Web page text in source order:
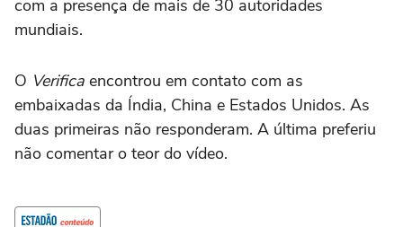
com a presença de mais de 30 autoridades
mundiais.
O Verifica encontrou em contato com as
embaixadas da Índia, China e Estados Unidos. As
duas primeiras não responderam. A última preferiu
não comentar o teor do vídeo.